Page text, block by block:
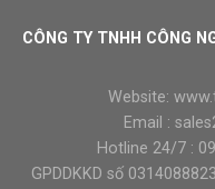
CÔNG TY TNHH CÔNG
Website:
Email :
Hotline 24/7 :
GPDDKKD số